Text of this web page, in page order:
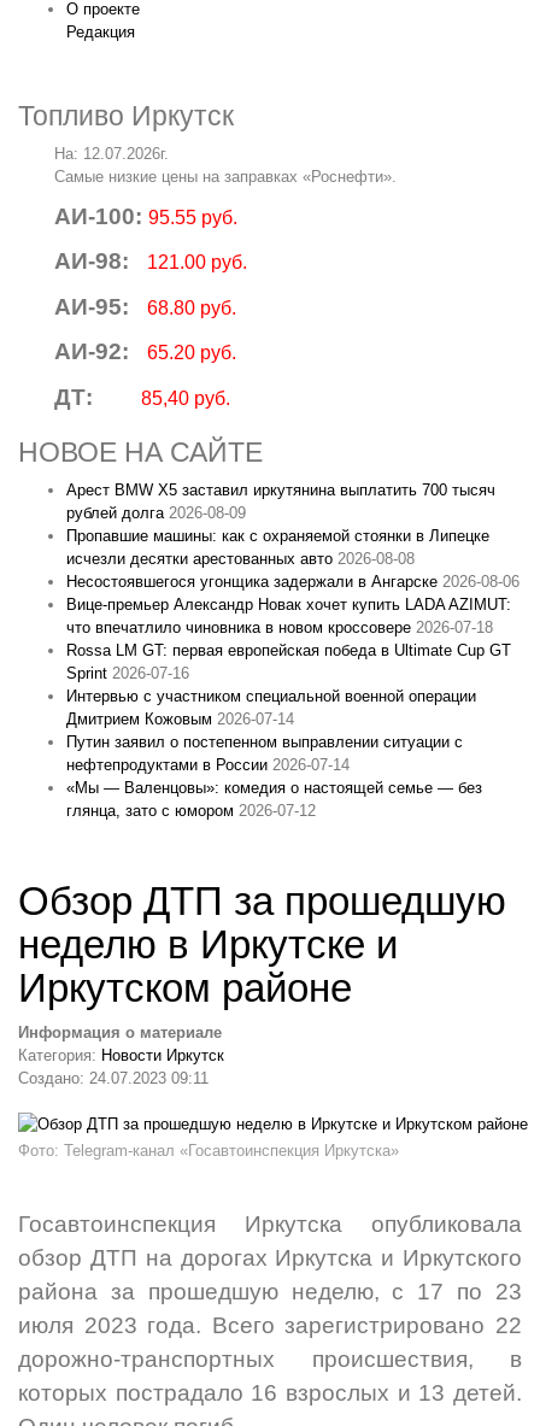
О проекте
Редакция
Топливо Иркутск
На: 12.07.2026г.
Самые низкие цены на заправках «Роснефти».
АИ-100: 95.55 руб.
АИ-98: 121.00 руб.
АИ-95: 68.80 руб.
АИ-92: 65.20 руб.
ДТ: 85,40 руб.
НОВОЕ НА САЙТЕ
Арест BMW X5 заставил иркутянина выплатить 700 тысяч
рублей долга 2026-08-09
Пропавшие машины: как с охраняемой стоянки в Липецке
исчезли десятки арестованных авто 2026-08-08
Несостоявшегося угонщика задержали в Ангарске 2026-08-06
Вице‑премьер Александр Новак хочет купить LADA AZIMUT:
что впечатлило чиновника в новом кроссовере 2026-07-18
Rossa LM GT: первая европейская победа в Ultimate Cup GT
Sprint 2026-07-16
Интервью с участником специальной военной операции
Дмитрием Кожовым 2026-07-14
Путин заявил о постепенном выправлении ситуации с
нефтепродуктами в России 2026-07-14
«Мы — Валенцовы»: комедия о настоящей семье — без
глянца, зато с юмором 2026-07-12
Обзор ДТП за прошедшую
неделю в Иркутске и
Иркутском районе
Информация о материале
Категория: Новости Иркутск
Создано: 24.07.2023 09:11
Фото: Telegram-канал «Госавтоинспекция Иркутска»
Госавтоинспекция Иркутска опубликовала
обзор ДТП на дорогах Иркутска и Иркутского
района за прошедшую неделю, с 17 по 23
июля 2023 года. Всего зарегистрировано 22
дорожно-транспортных происшествия, в
которых пострадало 16 взрослых и 13 детей.